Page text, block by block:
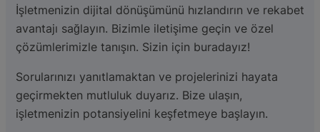
İşletmenizin dijital dönüşümünü hızlandırın ve rekabet
avantajı sağlayın. Bizimle iletişime geçin ve özel
çözümlerimizle tanışın. Sizin için buradayız!
Sorularınızı yanıtlamaktan ve projelerinizi hayata
geçirmekten mutluluk duyarız. Bize ulaşın,
işletmenizin potansiyelini keşfetmeye başlayın.